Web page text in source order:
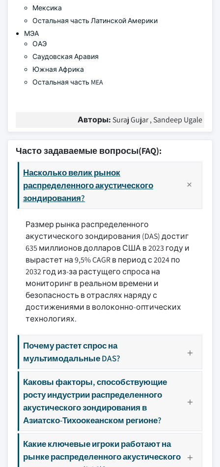
Мексика
Остальная часть Латинской Америки
МЭА
ОАЭ
Саудовская Аравия
Южная Африка
Остальная часть MEA
Авторы: Suraj Gujar , Sandeep Ugale
Часто задаваемые вопросы(FAQ):
Насколько велик рынок
распределенного акустического
зондирования?
Размер рынка распределенного
акустического зондирования (DAS) достиг
635 миллионов долларов США в 2023 году и
вырастет на 9,5% CAGR в период с 2024 по
2032 год из-за растущего спроса на
мониторинг в реальном времени и
безопасность в отраслях наряду с
достижениями в волоконно-оптических
технологиях.
Почему растет спрос на
мультимодальные DAS?
Каковы факторы, способствующие
росту индустрии распределенного
акустического зондирования в
Азиатско-Тихоокеанском регионе?
Какие ключевые игроки работают на
рынке распределенного акустического